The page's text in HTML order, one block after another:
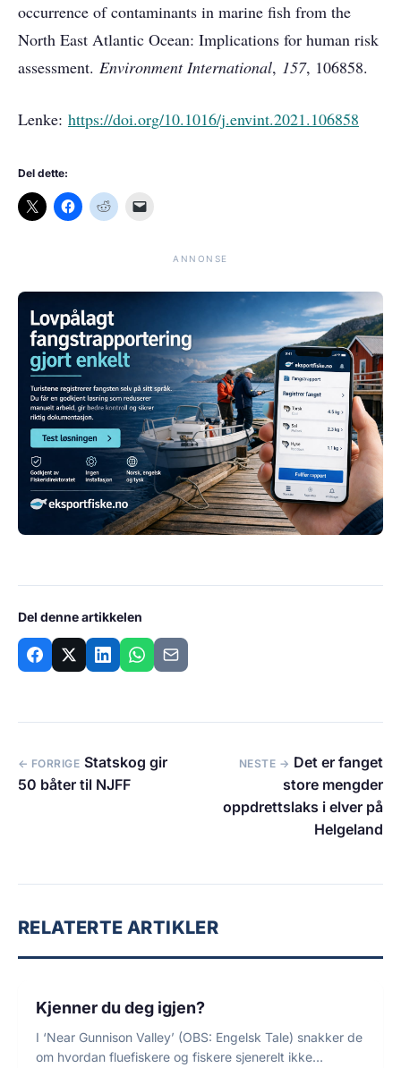
occurrence of contaminants in marine fish from the
North East Atlantic Ocean: Implications for human risk
assessment. Environment International, 157, 106858.
Lenke: https://doi.org/10.1016/j.envint.2021.106858
Del dette:
ANNONSE
Del denne artikkelen
← FORRIGE Statskog gir
50 båter til NJFF
NESTE → Det er fanget
store mengder
oppdrettslaks i elver på
Helgeland
RELATERTE ARTIKLER
FLUEFISKE
1 min lesetid
Kjenner du deg igjen?
I ‘Near Gunnison Valley’ (OBS: Engelsk Tale) snakker de
om hvordan fluefiskere og fiskere sjenerelt ikke…